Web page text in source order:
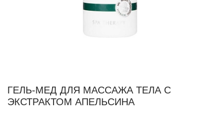
ГЕЛЬ-МЕД ДЛЯ МАССАЖА ТЕЛА С
ЭКСТРАКТОМ АПЕЛЬСИНА